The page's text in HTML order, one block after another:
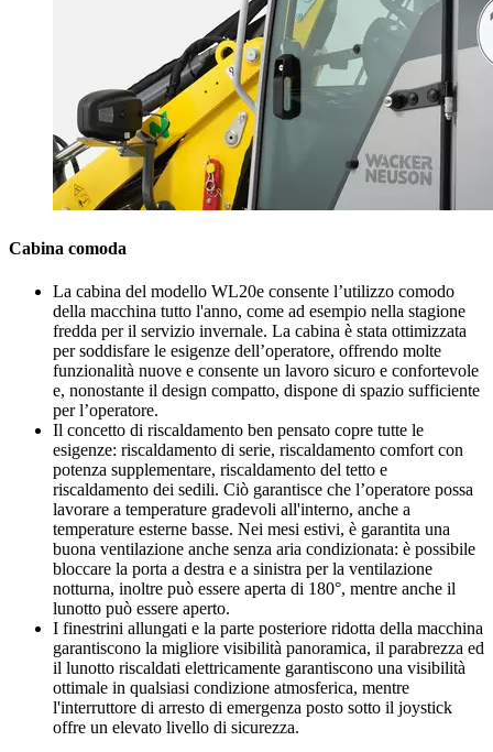
Cabina comoda
La cabina del modello WL20e consente l’utilizzo comodo
della macchina tutto l'anno, come ad esempio nella stagione
fredda per il servizio invernale. La cabina è stata ottimizzata
per soddisfare le esigenze dell’operatore, offrendo molte
funzionalità nuove e consente un lavoro sicuro e confortevole
e, nonostante il design compatto, dispone di spazio sufficiente
per l’operatore.
Il concetto di riscaldamento ben pensato copre tutte le
esigenze: riscaldamento di serie, riscaldamento comfort con
potenza supplementare, riscaldamento del tetto e
riscaldamento dei sedili. Ciò garantisce che l’operatore possa
lavorare a temperature gradevoli all'interno, anche a
temperature esterne basse. Nei mesi estivi, è garantita una
buona ventilazione anche senza aria condizionata: è possibile
bloccare la porta a destra e a sinistra per la ventilazione
notturna, inoltre può essere aperta di 180°, mentre anche il
lunotto può essere aperto.
I finestrini allungati e la parte posteriore ridotta della macchina
garantiscono la migliore visibilità panoramica, il parabrezza ed
il lunotto riscaldati elettricamente garantiscono una visibilità
ottimale in qualsiasi condizione atmosferica, mentre
l'interruttore di arresto di emergenza posto sotto il joystick
offre un elevato livello di sicurezza.